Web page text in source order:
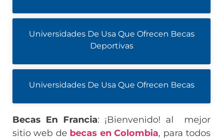
Universidades De Usa Que Ofrecen Becas
Deportivas
Universidades De Usa Que Ofrecen Becas
Becas En Francia: ¡Bienvenido! al mejor
sitio web de becas en Colombia, para todos